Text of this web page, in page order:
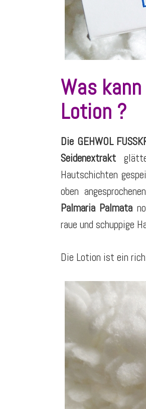
Was kann
Lotion ?
Die GEHWOL
Seidenextrakt
Hautschichten
oben
Palmaria Palmata
raue und schuppige
Die Lotion ist ein